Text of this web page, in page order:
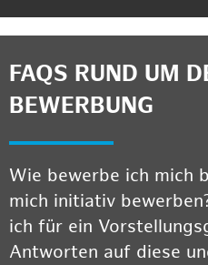
FAQS RUND UM
BEWERBUNG
Wie bewerbe ich mich
mich initiativ
ich für ein
Antworten auf diese